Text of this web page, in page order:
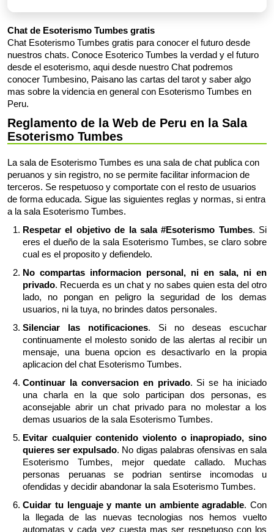
Chat de Esoterismo Tumbes gratis
Chat Esoterismo Tumbes gratis para conocer el futuro desde
nuestros chats. Conoce Esoterico Tumbes la verdad y el futuro
desde el esoterismo, aqui desde nuestro Chat podremos
conocer Tumbesino, Paisano las cartas del tarot y saber algo
mas sobre la videncia en general con Esoterismo Tumbes en
Peru.
Reglamento de la Web de Peru en la Sala
Esoterismo Tumbes
La sala de Esoterismo Tumbes es una sala de chat publica con
peruanos y sin registro, no se permite facilitar informacion de
terceros. Se respetuoso y comportate con el resto de usuarios
de forma educada. Sigue las siguientes reglas y normas, si entra
a la sala Esoterismo Tumbes.
Respetar el objetivo de la sala #Esoterismo Tumbes. Si
eres el dueño de la sala Esoterismo Tumbes, se claro sobre
cual es el proposito y defiendelo.
No compartas informacion personal, ni en sala, ni en
privado. Recuerda es un chat y no sabes quien esta del otro
lado, no pongan en peligro la seguridad de los demas
usuarios, ni la tuya, no brindes datos personales.
Silenciar las notificaciones. Si no deseas escuchar
continuamente el molesto sonido de las alertas al recibir un
mensaje, una buena opcion es desactivarlo en la propia
aplicacion del chat Esoterismo Tumbes.
Continuar la conversacion en privado. Si se ha iniciado
una charla en la que solo participan dos personas, es
aconsejable abrir un chat privado para no molestar a los
demas usuarios de la sala Esoterismo Tumbes.
Evitar cualquier contenido violento o inapropiado, sino
quieres ser expulsado. No digas palabras ofensivas en sala
Esoterismo Tumbes, mejor quedate callado. Muchas
personas peruanas se podrian sentirse incomodas u
ofendidas y decidir abandonar la sala Esoterismo Tumbes.
Cuidar tu lenguaje y mante un ambiente agradable. Con
la llegada de las nuevas tecnologias nos hemos vuelto
automatas y cada vez cuesta mas ser respetuoso con los